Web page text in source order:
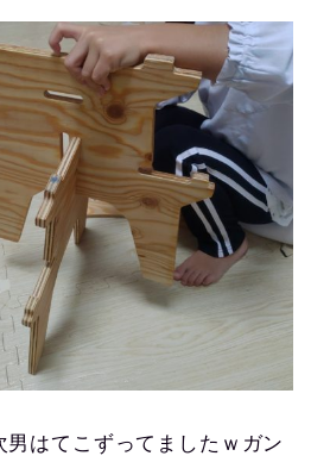
はてこずってましたｗガン